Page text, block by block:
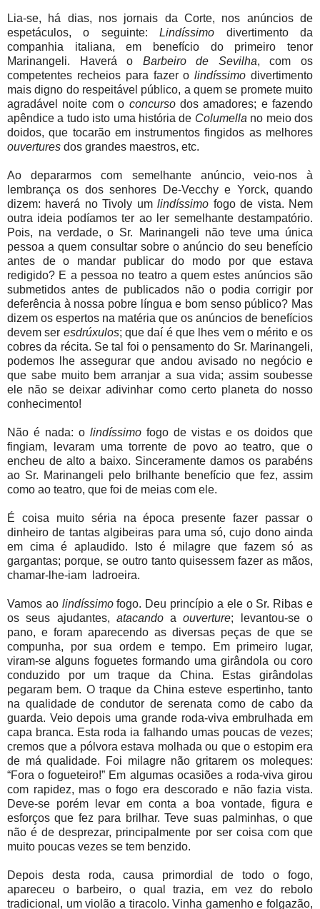
Lia-se, há dias, nos jornais da Corte, nos anúncios de
espetáculos, o seguinte:Lindíssimo divertimento da
companhia italiana, em benefício do primeiro tenor
Marinangeli.
Haverá o Barbeiro de Sevilha, com os
competentes recheios para fazer olindíssimo divertimento
mais digno do respeitável público, a quem se promete muito
agradável noite com o concursodos amadores; e fazendo
apêndice a tudo isto uma história de Columella no meio dos
doidos, que tocarão em instrumentos fingidos as melhores
ouvertures dos grandes maestros, etc.
Ao depararmos com semelhante anúncio, veio-nos à
lembrança os dos senhores De-Vecchy e Yorck, quando
dizem: haverá no Tivoly umlindíssimo fogo de vista. Nem
outra ideia podíamos ter ao ler semelhante destampatório.
Pois, na verdade, o Sr. Marinangeli não teve uma única
pessoa a quem consultar sobre o anúncio do seu benefício
antes de o mandar publicar do modo por que estava
redigido? E a pessoa no teatro a quem estes anúncios são
submetidos antes de publicados não o podia corrigir por
deferência à nossa pobre língua e bom senso público? Mas
dizem os espertos na matéria que os anúncios de benefícios
devem ser esdrúxulos; que daí é que lhes vem o mérito e os
cobres da récita. Se tal foi o pensamento do Sr. Marinangeli,
podemos lhe assegurar que andou avisado no negócio e
que sabe muito bem arranjar a sua vida; assim soubesse
ele não se deixar adivinhar como certo planeta do nosso
conhecimento!
Não é nada: o lindíssimo fogo de vistas e os doidos que
fingiam, levaram uma torrente de povo ao teatro, que o
encheu de alto a baixo. Sinceramente damos os parabéns
ao Sr. Marinangeli pelo brilhante benefício que fez, assim
como ao teatro, que foi de meias com ele.
É coisa muito séria na época presente fazer passar o
dinheiro de tantas algibeiras para uma só, cujo dono ainda
em cima é aplaudido. Isto é milagre que fazem só as
gargantas; porque, se outro tanto quisessem fazer as mãos,
chamar-lhe-iam
ladroeira.
Vamos ao lindíssimofogo. Deu princípio a ele o Sr. Ribas e
os seus ajudantes, atacandoaouverture; levantou-se o
pano, e foram aparecendo as diversas peças de que se
compunha, por sua ordem e tempo. Em primeiro lugar,
viram-se alguns foguetes formando uma girândola ou coro
conduzido por um traque da China. Estas girândolas
pegaram bem. O traque da China esteve espertinho, tanto
na qualidade de condutor de serenata como de cabo da
guarda. Veio depois uma grande roda-viva embrulhada em
capa branca. Esta roda ia falhando umas poucas de vezes;
cremos que a pólvora estava molhada ou que o estopim era
de má qualidade. Foi milagre não gritarem os moleques:
“Fora o fogueteiro!” Em algumas ocasiões a roda-viva girou
com rapidez, mas o fogo era descorado e não fazia vista.
Deve-se porém levar em conta a boa vontade, figura e
esforços que fez para brilhar. Teve suas palminhas, o que
não é de desprezar, principalmente por ser coisa com que
muito poucas vezes se tem benzido.
Depois desta roda, causa primordial de todo o fogo,
apareceu o barbeiro, o qual trazia, em vez do rebolo
tradicional, um violão a tiracolo. Vinha gamenho e folgazão,